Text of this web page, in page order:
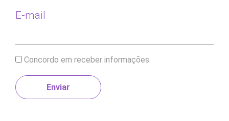
E-mail
Concordo em receber informações.
Enviar